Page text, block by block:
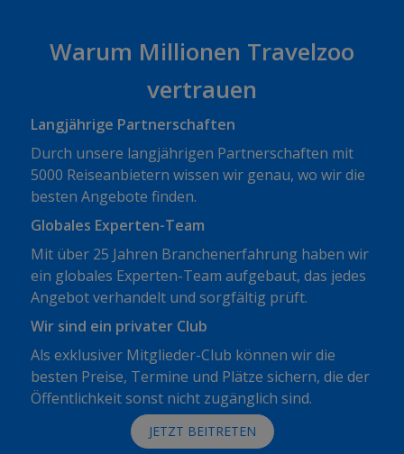
Warum Millionen Travelzoo
vertrauen
Langjährige Partnerschaften
Durch unsere langjährigen Partnerschaften mit
5000 Reiseanbietern wissen wir genau, wo wir die
besten Angebote finden.
Globales Experten-Team
Mit über 25 Jahren Branchenerfahrung haben wir
ein globales Experten-Team aufgebaut, das jedes
Angebot verhandelt und sorgfältig prüft.
Wir sind ein privater Club
Als exklusiver Mitglieder-Club können wir die
besten Preise, Termine und Plätze sichern, die der
Öffentlichkeit sonst nicht zugänglich sind.
JETZT BEITRETEN